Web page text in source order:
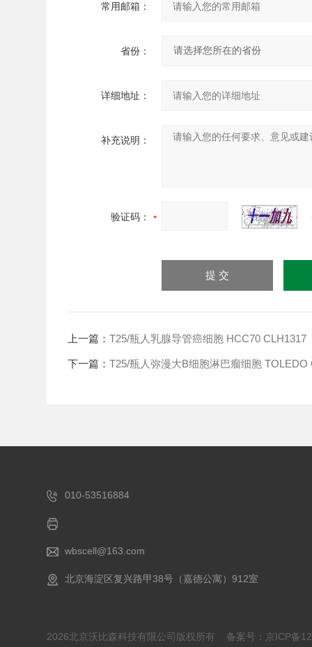
常用邮箱：
省份：
详细地址：
补充说明：
验证码：
上一篇：T25/瓶人乳腺导管癌细胞 HCC70 CLH1317
下一篇：T25/瓶人弥漫大B细胞淋巴瘤细胞 TOLEDO
010-53516884
wbscell@163.com
北京海淀区复兴路甲38号（嘉德公寓）912室
2026北京沃比森科技有限公司版权所有 备案号：京ICP备